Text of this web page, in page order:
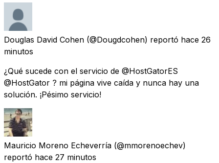
Douglas David Cohen (@Dougdcohen) reportó hace 26
minutos
¿Qué sucede con el servicio de @HostGatorES
@HostGator ? mi página vive caída y nunca hay una
solución. ¡Pésimo servicio!
Mauricio Moreno Echeverría (@mmorenoechev)
reportó hace 27 minutos